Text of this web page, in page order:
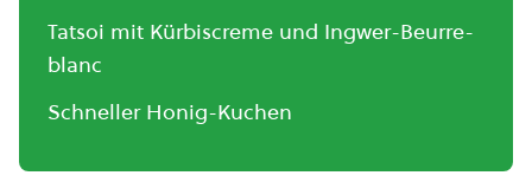
Tatsoi mit Kürbiscreme und Ingwer-Beurre-
blanc
Schneller Honig-Kuchen